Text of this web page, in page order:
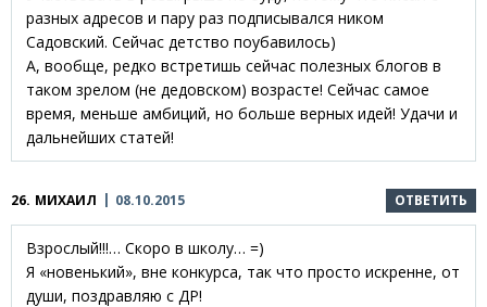
разных адресов и пару раз подписывался ником
Садовский. Сейчас детство поубавилось)
А, вообще, редко встретишь сейчас полезных блогов в
таком зрелом (не дедовском) возрасте! Сейчас самое
время, меньше амбиций, но больше верных идей! Удачи и
дальнейших статей!
26. МИХАИЛ 08.10.2015 ОТВЕТИТЬ
Взрослый!!!… Скоро в школу… =)
Я «новенький», вне конкурса, так что просто искренне, от
души, поздравляю с ДР!